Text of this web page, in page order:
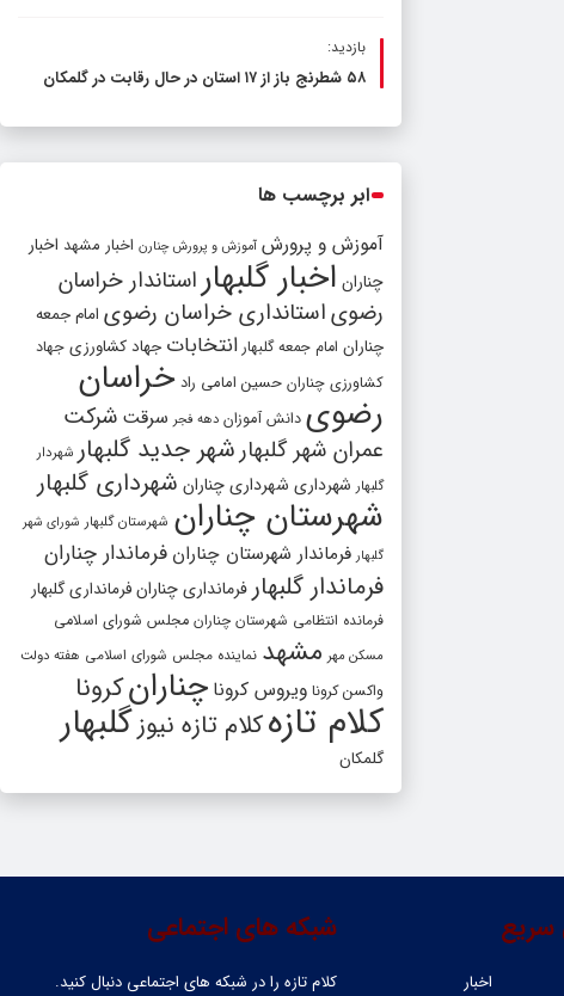
بازدید:
۵۸ شطرنج‌ باز از ۱۷ استان در حال رقابت در گلمکان
ابر برچسب ها
آموزش و پرورش آموزش و پرورش چنارن اخبار مشهد اخبار
چناران اخبار گلبهار استاندار خراسان
رضویاستانداری خراسان رضوی امام جمعه
چناران امام جمعه گلبهار انتخابات جهاد کشاورزی جهاد
کشاورزی چناران حسین امامی راد خراسان
رضوی دانش آموزان دهه فجر سرقت شرکت
عمران شهر گلبهارشهر جدید گلبهار شهردار
گلبهار شهرداری شهرداری چناران شهرداری گلبهار
شهرستان چناران شهرستان گلبهار شورای شهر
گلبهار فرماندار شهرستان چناران فرماندار چناران
فرماندار گلبهار فرمانداری چنارانفرمانداری گلبهار
فرمانده انتظامی شهرستان چناران مجلس شورای اسلامی
مسکن مهر مشهد نماینده مجلس شورای اسلامی هفته دولت
واکسن کرونا ویروس کرونا چنارانکرونا
کلام تازهکلام تازه نیوزگلبهار
گلمکان
شبکه های اجتماعی
کلام تازه را در شبکه ‌های اجتماعی دنبال کنید.
اخبار